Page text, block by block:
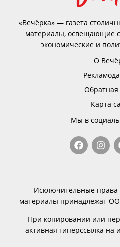
«Вечёрка» — газета
материалы, освещающие
экономические и
О
Обратная
Карта
Мы в
Исключительные права
материалы принадлежат
При копировании или
активная гиперссылка на